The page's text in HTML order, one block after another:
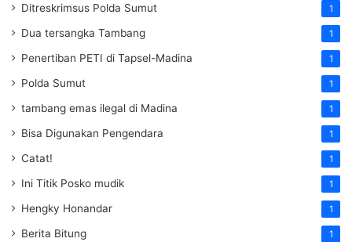
Ditreskrimsus Polda Sumut 1
Dua tersangka Tambang 1
Penertiban PETI di Tapsel-Madina 1
Polda Sumut 1
tambang emas ilegal di Madina 1
Bisa Digunakan Pengendara 1
Catat! 1
Ini Titik Posko mudik 1
Hengky Honandar 1
Berita Bitung 1